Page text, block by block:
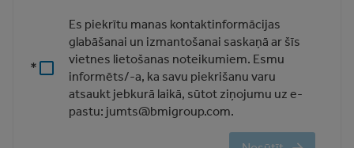
Es piekrītu manas kontaktinformācijas
glabāšanai un izmantošanai saskaņā ar šīs
vietnes lietošanas noteikumiem. Esmu
informēts/-a, ka savu piekrišanu varu
atsaukt jebkurā laikā, sūtot ziņojumu uz e-
pastu: jumts@bmigroup.com.